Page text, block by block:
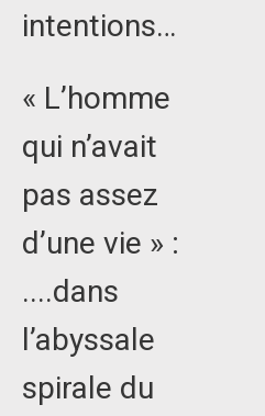
intentions…
« L’homme
qui n’avait
pas assez
d’une vie » :
....dans
l’abyssale
spirale du